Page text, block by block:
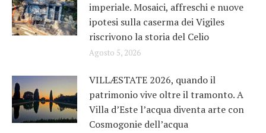
imperiale. Mosaici, affreschi e nuove
ipotesi sulla caserma dei Vigiles
riscrivono la storia del Celio
Agosto 5, 2026
VILLÆSTATE 2026, quando il
patrimonio vive oltre il tramonto. A
Villa d’Este l’acqua diventa arte con
Cosmogonie dell’acqua